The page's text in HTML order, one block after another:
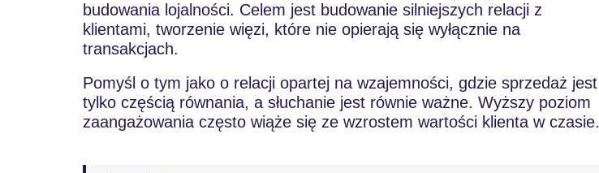
budowania lojalności. Celem jest budowanie silniejszych relacji z
klientami, tworzenie więzi, które nie opierają się wyłącznie na
transakcjach.
Pomyśl o tym jako o relacji opartej na wzajemności, gdzie sprzedaż jest
tylko częścią równania, a słuchanie jest równie ważne. Wyższy poziom
zaangażowania często wiąże się ze wzrostem wartości klienta w czasie.